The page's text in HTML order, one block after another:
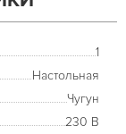
1
Настольная
Чугун
230 В